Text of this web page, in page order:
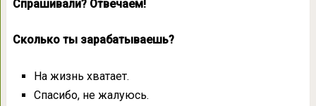
Спрашивали? Отвечаем!
Сколько ты зарабатываешь?
На жизнь хватает.
Спасибо, не жалуюсь.